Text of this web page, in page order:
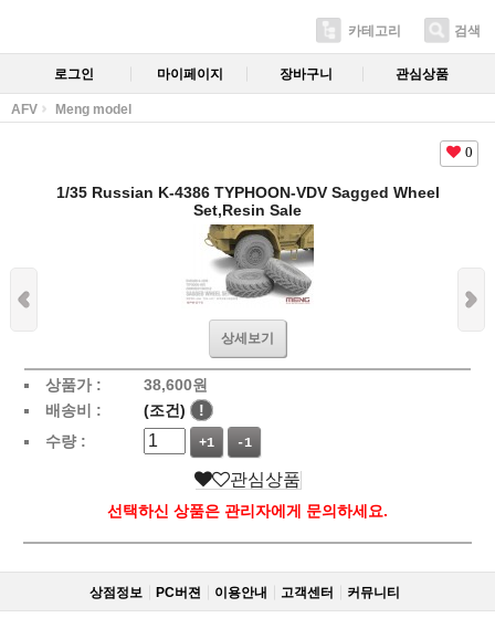
카테고리 검색
로그인 마이페이지 장바구니 관심상품
AFV Meng model
0
1/35 Russian K-4386 TYPHOON-VDV Sagged Wheel
Set,Resin Sale
상세보기
상품가 : 38,600원
배송비 :
(조건)
!
수량 :
+1 -1
관심상품
선택하신 상품은 관리자에게 문의하세요.
상점정보 PC버젼 이용안내 고객센터 커뮤니티